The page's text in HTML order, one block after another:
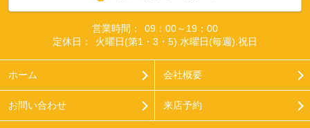
営業時間：
09：00～19：00
定休日：
火曜日(第1・3・5).水曜日(毎週).祝日
ホーム 会社概要
お問い合わせ 来店予約